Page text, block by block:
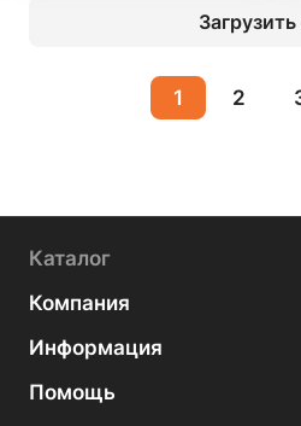
1 2
Каталог
Компания
Информация
Помощь